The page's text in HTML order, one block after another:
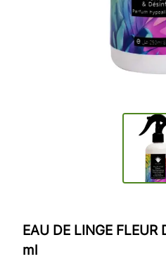
EAU DE LINGE FLEUR
ml